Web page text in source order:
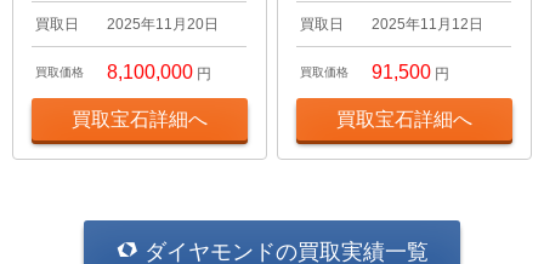
買取日 2025年11月20日
買取価格 8,100,000 円
買取宝石詳細へ
買取日 2025年11月12日
買取価格 91,500 円
買取宝石詳細へ
ダイヤモンドの買取実績一覧